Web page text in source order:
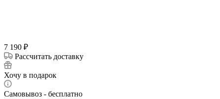
7 190 ₽
Рассчитать доставку
Хочу в подарок
Самовывоз - бесплатно